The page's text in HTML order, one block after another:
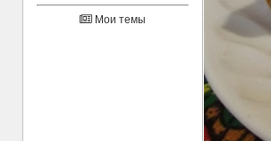
Мои темы